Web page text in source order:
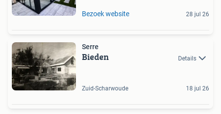
Bezoek website 28 jul 26
Serre
Bieden Details
Zuid-Scharwoude 18 jul 26